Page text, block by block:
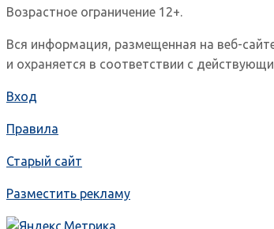
Возрастное ограничение 12+.
Вся информация, размещенная на веб-
и охраняется в соответствии с
Вход
Правила
Старый сайт
Разместить рекламу